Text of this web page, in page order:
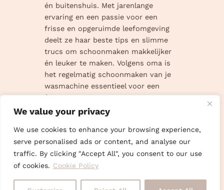
We value your privacy
We use cookies to enhance your browsing experience,
serve personalised ads or content, and analyse our
traffic. By clicking "Accept All", you consent to our use
of cookies. Cookie Policy
én buitenshuis. Met jarenlange
ervaring en een passie voor een
frisse en opgeruimde leefomgeving
deelt ze haar beste tips en slimme
trucs om schoonmaken makkelijker
én leuker te maken. Volgens oma is
het regelmatig schoonmaken van je
wasmachine essentieel voor een
frisse was…
Oma maakt
Disclaimer